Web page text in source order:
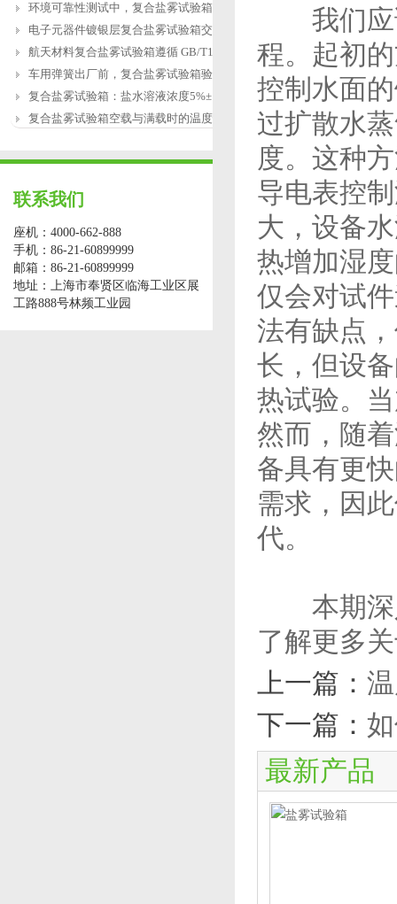
环境可靠性测试中，复合盐雾试验箱缺水
电子元器件镀银层复合盐雾试验箱交变盐
航天材料复合盐雾试验箱遵循 GB/T12967.3
车用弹簧出厂前，复合盐雾试验箱验证盐
复合盐雾试验箱：盐水溶液浓度5%±1%的配
复合盐雾试验箱空载与满载时的温度恢复
联系我们
座机：4000-662-888
手机：86-21-60899999
邮箱：86-21-60899999
地址：上海市奉贤区临海工业区展
工路888号林频工业园
我们应该
程。起初
控制水面
过扩散水
度。这种
导电表控
大，设备
热增加湿
仅会对试
法有缺点
长，但设
热试验。
然而，随
备具有更
需求，因
代。
本期深入
了解更多
上一篇：
下一篇：
最新产品